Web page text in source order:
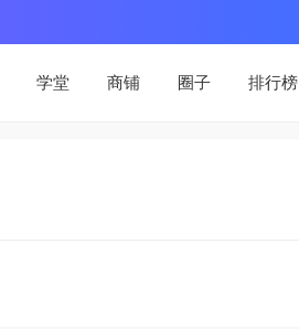
学堂 商铺 圈子 排行榜